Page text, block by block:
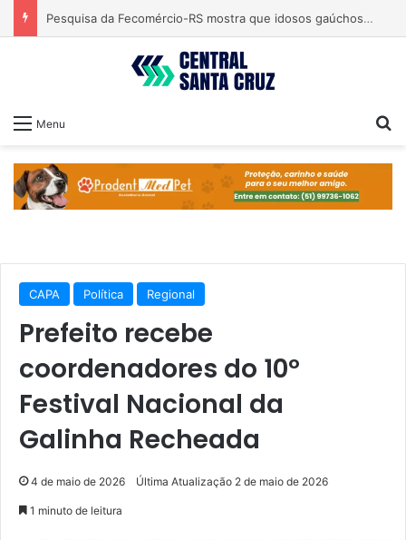
Pesquisa da Fecomércio-RS mostra que idosos gaúchos ainda preferem lojas físicas e pagamento em dinheiro
Menu
CAPA Política Regional
Prefeito recebe
coordenadores do 10º
Festival Nacional da
Galinha Recheada
4 de maio de 2026 Última Atualização 2 de maio de 2026
1 minuto de leitura